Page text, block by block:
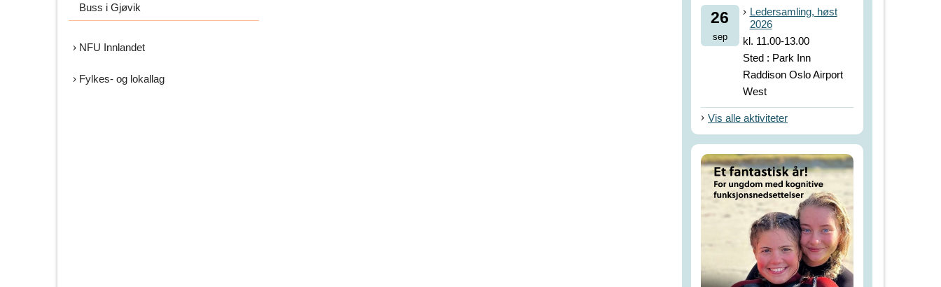
Buss i Gjøvik
NFU Innlandet
Fylkes- og lokallag
26
sep
Ledersamling, høst
2026
kl. 11.00-13.00
Sted : Park Inn
Raddison Oslo Airport
West
Vis alle aktiviteter